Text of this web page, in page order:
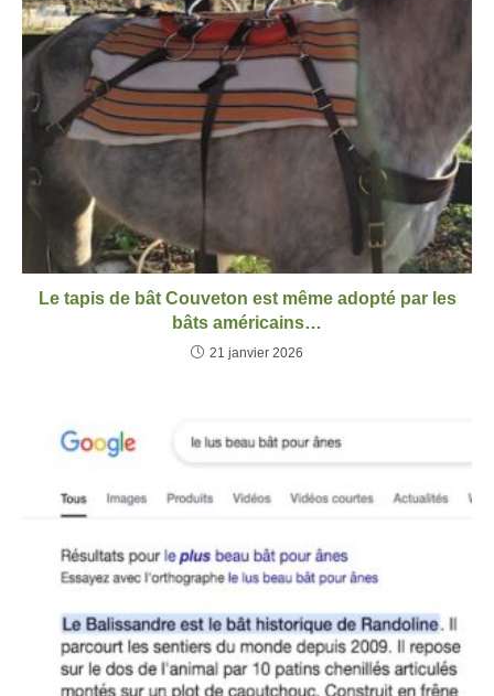
Le tapis de bât Couveton est même adopté par les
bâts américains…
21 janvier 2026